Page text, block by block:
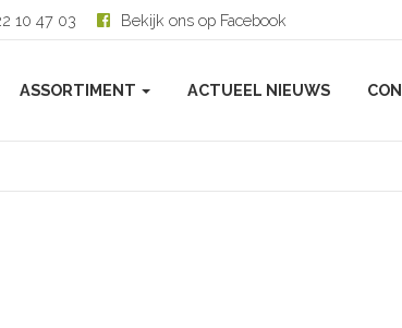
10 47 03 Bekijk ons op Facebook
ASSORTIMENT ACTUEEL NIEUWS